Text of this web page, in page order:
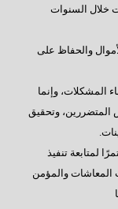
خلال السنوات
والحفاظ على
المشكلات، وإنما
المتضررين، وتحقيق
لمتابعة تنفيذ
المعاشات والمؤمن